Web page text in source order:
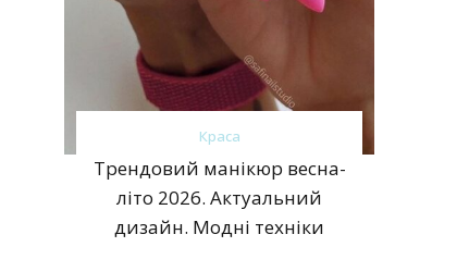
Краса
Трендовий манікюр весна-
літо 2026. Актуальний
дизайн. Модні техніки